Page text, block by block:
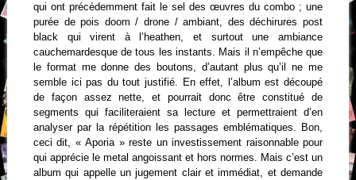
qui ont précédemment fait le sel des œuvres du combo ; une
purée de pois doom / drone / ambiant, des déchirures post
black qui virent à l’heathen, et surtout une ambiance
cauchemardesque de tous les instants. Mais il n’empêche que
le format me donne des boutons, d’autant plus qu’il ne me
semble ici pas du tout justifié. En effet, l’album est découpé
de façon assez nette, et pourrait donc être constitué de
segments qui faciliteraient sa lecture et permettraient d’en
analyser par la répétition les passages emblématiques. Bon,
ceci dit, « Aporia » reste un investissement raisonnable pour
qui apprécie le metal angoissant et hors normes. Mais c’est un
album qui appelle un jugement clair et immédiat, et demande